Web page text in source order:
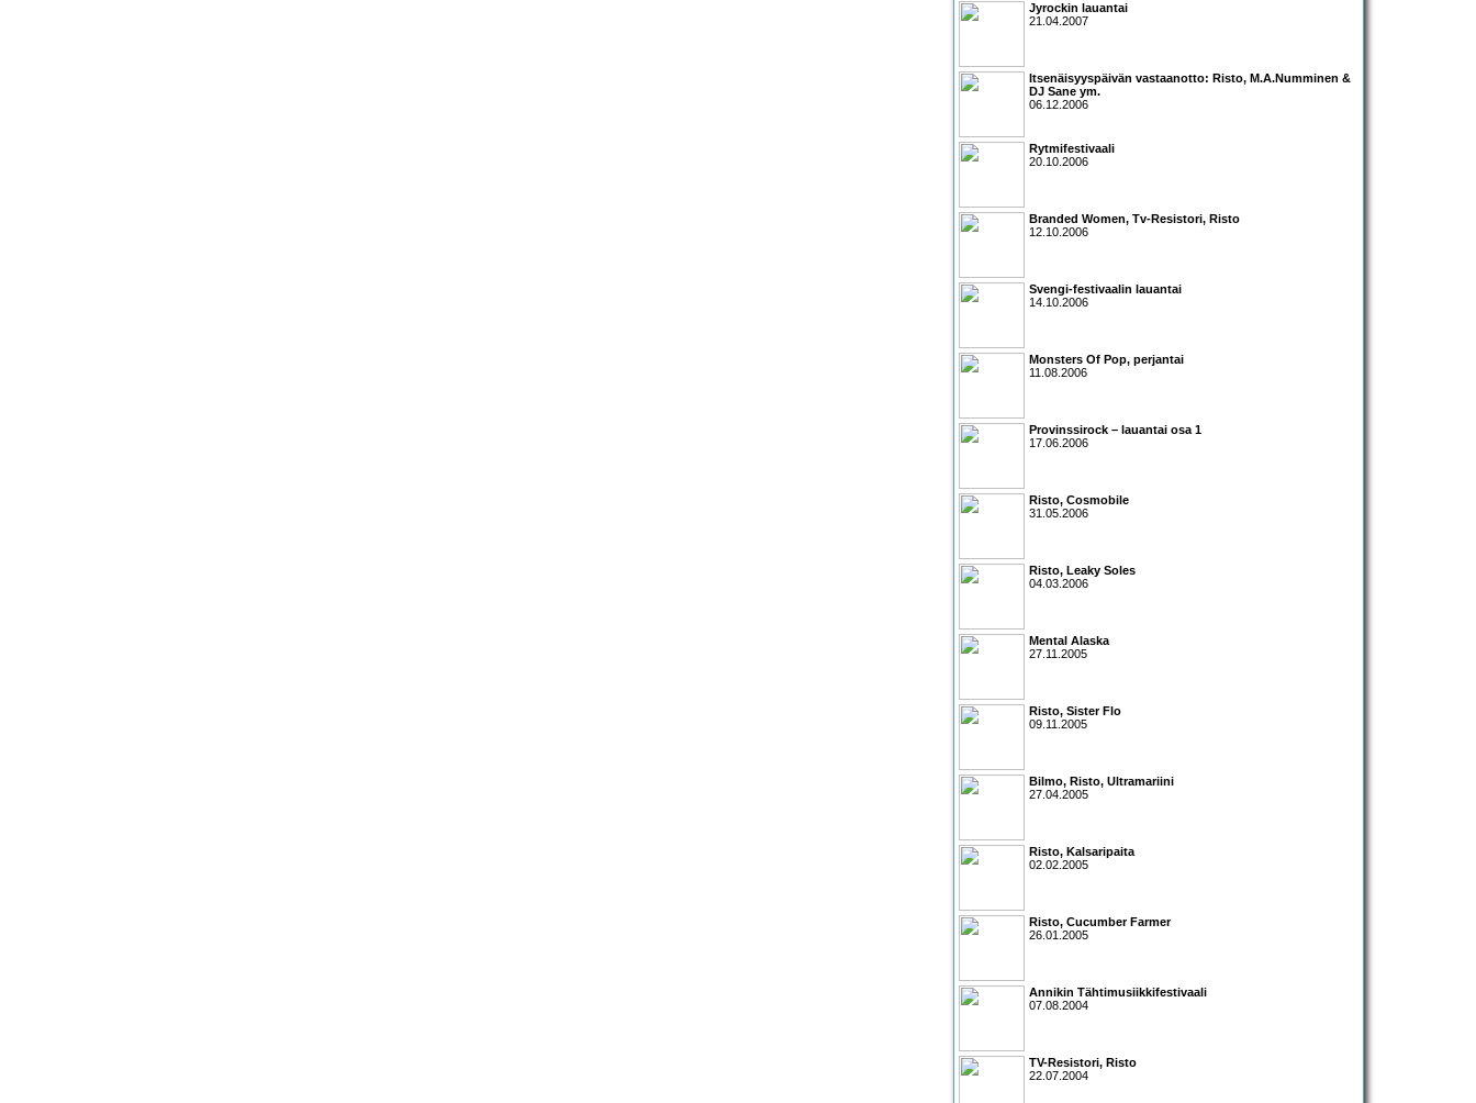
Jyrockin lauantai
21.04.2007
Itsenäisyyspäivän vastaanotto: Risto, M.A.Numminen &
DJ Sane ym.
06.12.2006
Rytmifestivaali
20.10.2006
Branded Women, Tv-Resistori, Risto
12.10.2006
Svengi-festivaalin lauantai
14.10.2006
Monsters Of Pop, perjantai
11.08.2006
Provinssirock – lauantai osa 1
17.06.2006
Risto, Cosmobile
31.05.2006
Risto, Leaky Soles
04.03.2006
Mental Alaska
27.11.2005
Risto, Sister Flo
09.11.2005
Bilmo, Risto, Ultramariini
27.04.2005
Risto, Kalsaripaita
02.02.2005
Risto, Cucumber Farmer
26.01.2005
Annikin Tähtimusiikkifestivaali
07.08.2004
TV-Resistori, Risto
22.07.2004